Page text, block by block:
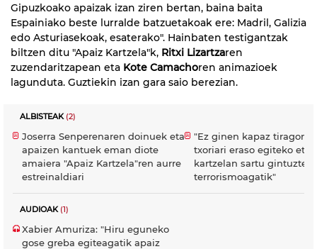
Gipuzkoako apaizak izan ziren bertan, baina baita
Espainiako beste lurralde batzuetakoak ere: Madril, Galizia
edo Asturiasekoak, esaterako". Hainbaten testigantzak
biltzen ditu "Apaiz Kartzela"k, Ritxi Lizartzaren
zuzendaritzapean eta Kote Camachoren animazioek
lagunduta. Guztiekin izan gara saio berezian.
ALBISTEAK (2)
Joserra Senperenaren doinuek eta
apaizen kantuek eman diote
amaiera "Apaiz Kartzela"ren aurre
estreinaldiari
"Ez ginen kapaz
txoriari eraso egiteko eta
kartzelan sartu gintuzten
terrorismoagatik"
AUDIOAK (1)
Xabier Amuriza: "Hiru eguneko
gose greba egiteagatik apaiz